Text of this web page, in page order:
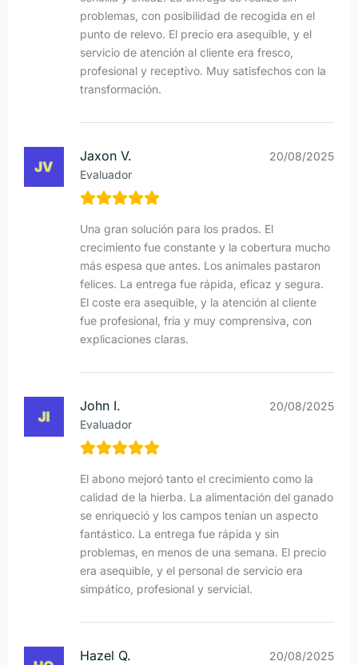
problemas, con posibilidad de recogida en el
punto de relevo. El precio era asequible, y el
servicio de atención al cliente era fresco,
profesional y receptivo. Muy satisfechos con la
transformación.
Jaxon V.
Evaluador
20/08/2025
Una gran solución para los prados. El
crecimiento fue constante y la cobertura mucho
más espesa que antes. Los animales pastaron
felices. La entrega fue rápida, eficaz y segura.
El coste era asequible, y la atención al cliente
fue profesional, fría y muy comprensiva, con
explicaciones claras.
John I.
Evaluador
20/08/2025
El abono mejoró tanto el crecimiento como la
calidad de la hierba. La alimentación del ganado
se enriqueció y los campos tenían un aspecto
fantástico. La entrega fue rápida y sin
problemas, en menos de una semana. El precio
era asequible, y el personal de servicio era
simpático, profesional y servicial.
Hazel Q. 20/08/2025